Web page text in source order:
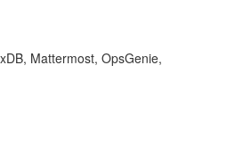
Mattermost, OpsGenie,